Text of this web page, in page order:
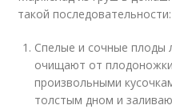
такой последовательности:
Спелые и сочные плоды
очищают от
произвольными
толстым дном и